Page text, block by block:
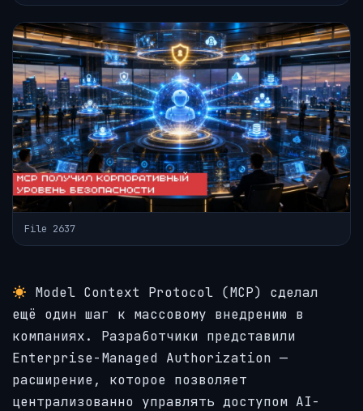
File 2637
Model Context Protocol (MCP) сделал
ещё один шаг к массовому внедрению в
компаниях. Разработчики представили
Enterprise-Managed Authorization —
расширение, которое позволяет
централизованно управлять доступом AI-